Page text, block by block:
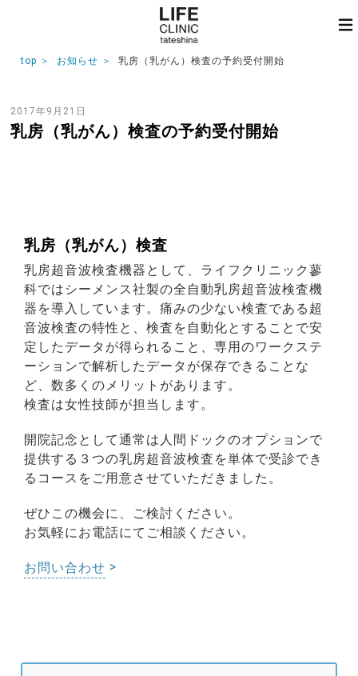
top お知らせ 乳房（乳がん）検査の予約受付開始
2017年9月21日
乳房（乳がん）検査の予約受付開始
乳房（乳がん）検査
乳房超音波検査機器として、ライフクリニック蓼
科ではシーメンス社製の全自動乳房超音波検査機
器を導入しています。痛みの少ない検査である超
音波検査の特性と、検査を自動化とすることで安
定したデータが得られること、専用のワークステ
ーションで解析したデータが保存できることな
ど、数多くのメリットがあります。
検査は女性技師が担当します。
開院記念として通常は人間ドックのオプションで
提供する３つの乳房超音波検査を単体で受診でき
るコースをご用意させていただきました。
ぜひこの機会に、ご検討ください。
お気軽にお電話にてご相談ください。
お問い合わせ